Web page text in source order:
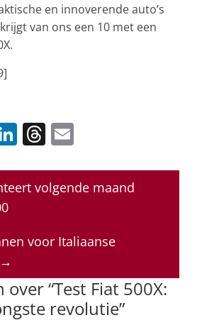
en innoverende auto’s
van ons een 10 met een
Li
k
e
n
T
re
a
s
ai
l
volgende maand
voor Italiaanse
→
over “Test Fiat 500X:
revolutie”